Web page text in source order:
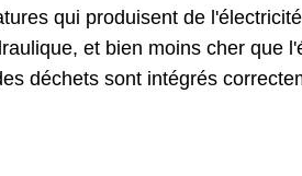
qui produisent de
et bien moins cher que
déchets sont intégrés